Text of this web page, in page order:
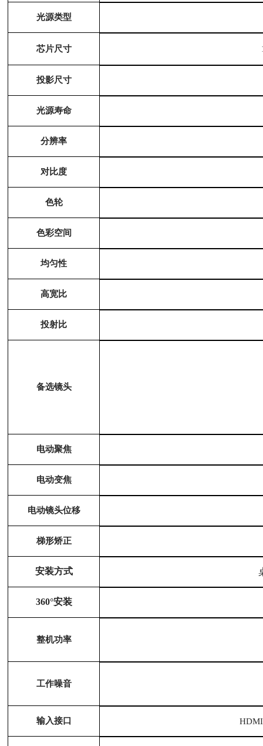
光源类型
芯片尺寸
投影尺寸
光源寿命
分辨率
对比度
色轮
色彩空间
均匀性
高宽比
投射比
备选镜头
电动聚焦
电动变焦
电动镜头位移
梯形矫正
安装方式
360°安装
整机功率
工作噪音
输入接口